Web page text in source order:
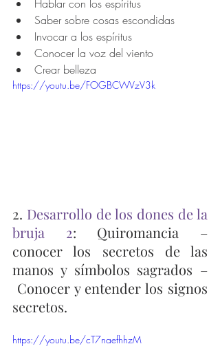
Hablar con los espíritus
Saber sobre cosas escondidas
Invocar a los espíritus
Conocer la voz del viento
Crear belleza
https://youtu.be/FOGBCWVzV3k
2. Desarrollo de los dones de la
bruja 2: Quiromancia –
conocer los secretos de las
manos y símbolos sagrados –
Conocer y entender los signos
secretos.
https://youtu.be/cT7naefhhzM